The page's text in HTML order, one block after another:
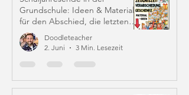
Grundschule: Ideen & Material
für den Abschied, die letzten
Schulwochen und Zeugniszeit
Doodleteacher
2. Juni
3 Min. Lesezeit